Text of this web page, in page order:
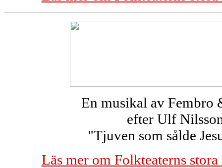
En musikal av Fembro
efter Ulf
"Tjuven som sålde
Läs mer om Folkteaterns